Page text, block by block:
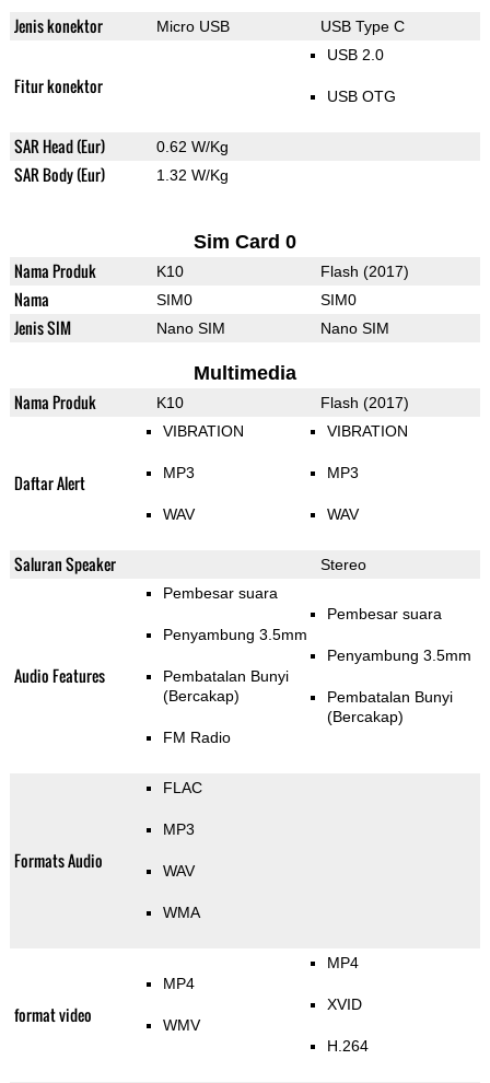
Jenis konektor Micro USB USB Type C
Fitur konektor
USB 2.0
USB OTG
SAR Head (Eur) 0.62 W/Kg
SAR Body (Eur) 1.32 W/Kg
Sim Card 0
Nama Produk K10 Flash (2017)
Nama SIM0 SIM0
Jenis SIM Nano SIM Nano SIM
Multimedia
Nama Produk K10 Flash (2017)
Daftar Alert
VIBRATION
MP3
WAV
VIBRATION
MP3
WAV
Saluran Speaker Stereo
Audio Features
Pembesar suara
Penyambung 3.5mm
Pembatalan Bunyi
(Bercakap)
FM Radio
Pembesar suara
Penyambung 3.5mm
Pembatalan Bunyi
(Bercakap)
Formats Audio
FLAC
MP3
WAV
WMA
format video
MP4
WMV
MP4
XVID
H.264